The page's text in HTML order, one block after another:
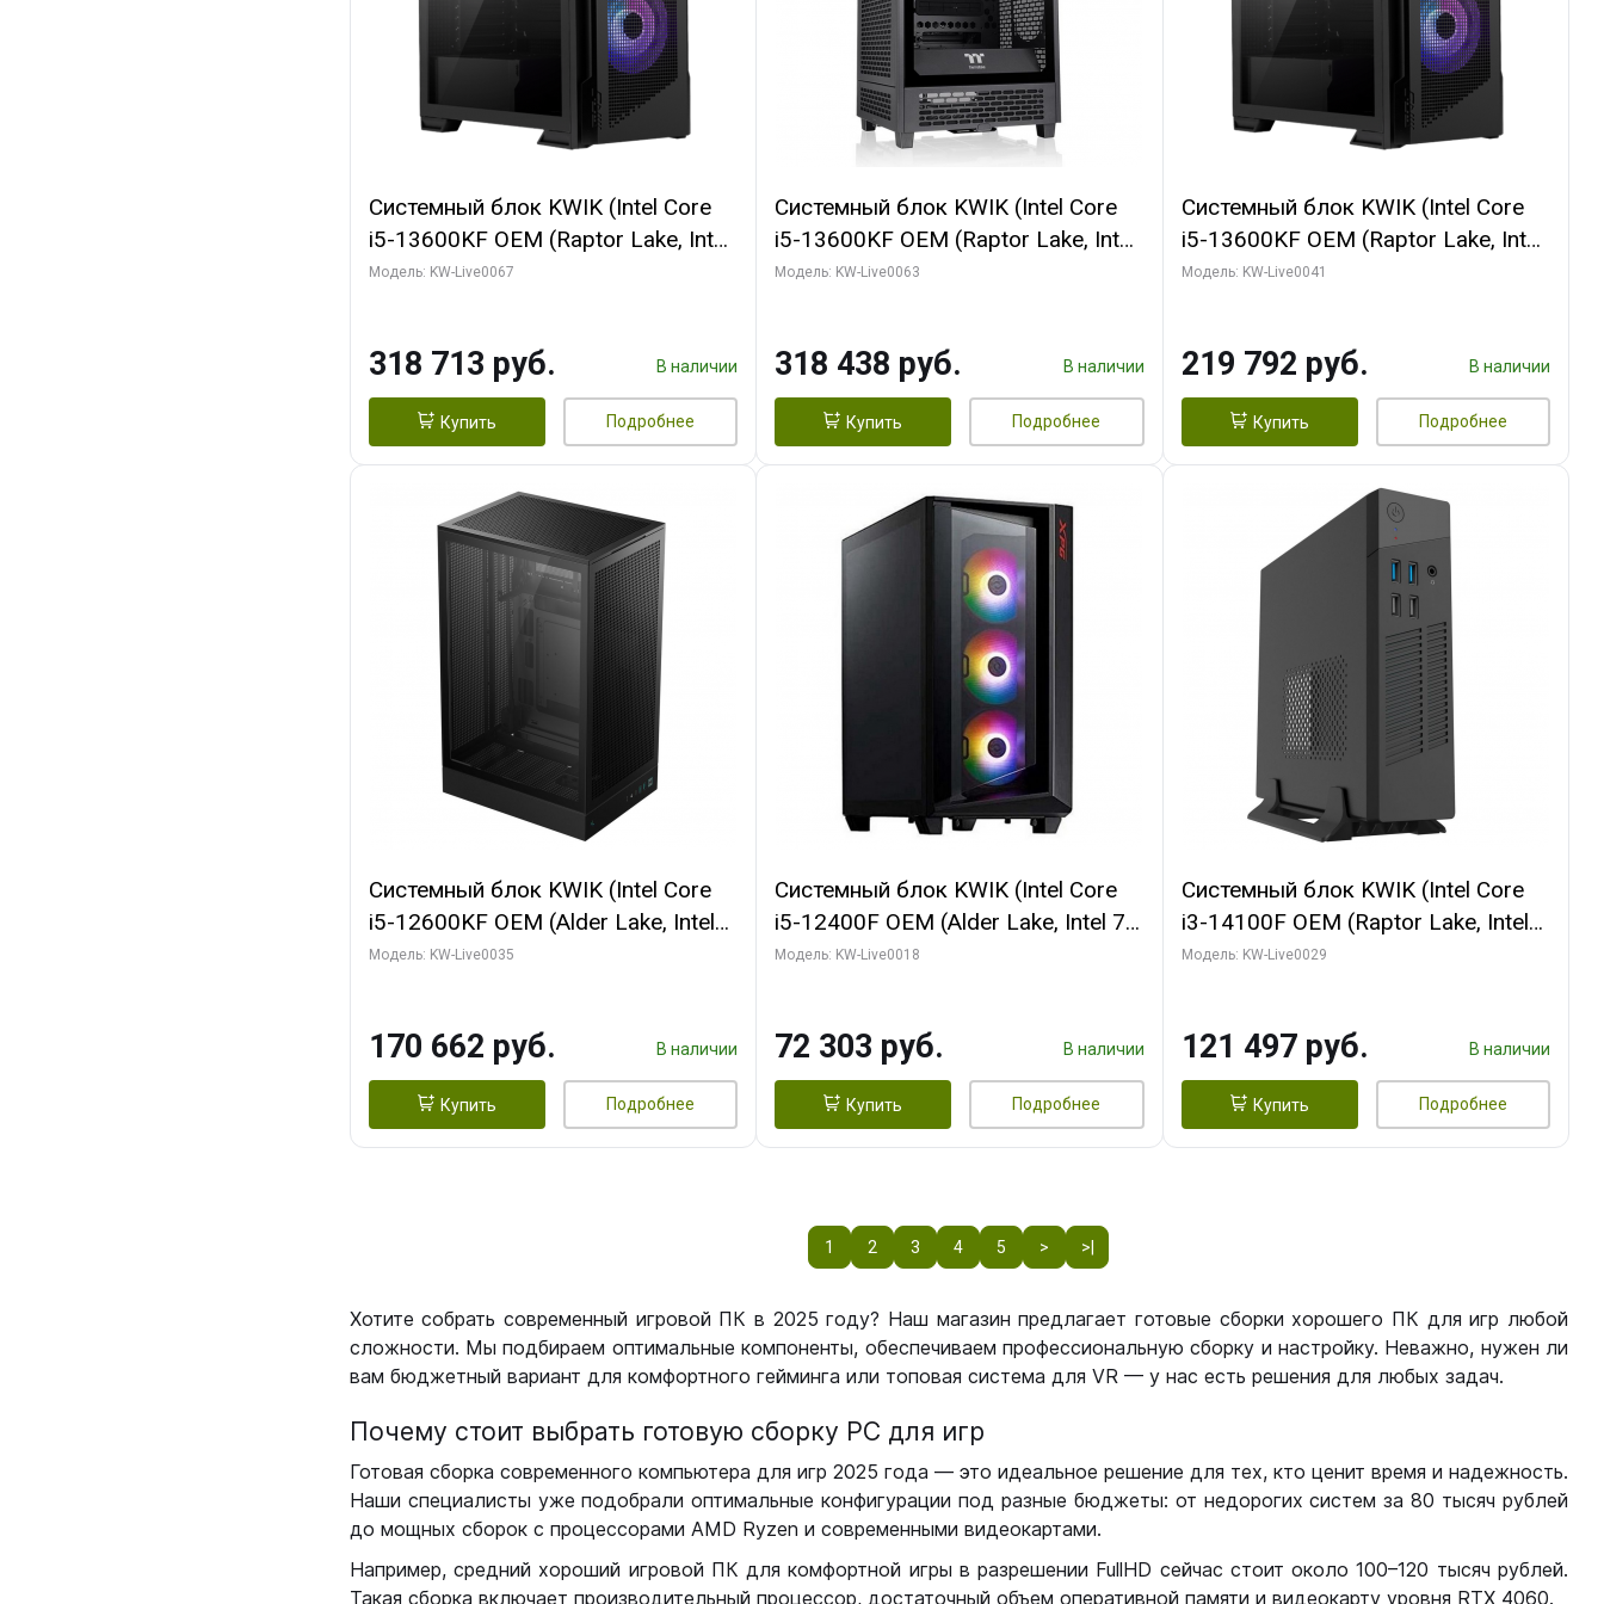
Системный блок KWIK (Intel Core
i5-13600KF OEM (Raptor Lake, Intel
7, C14 8EC/6PC/ 64 ГБ ОЗУ/ Palit
SSD)
Модель: KW-Live0067
318 713 руб. В наличии
Купить Подробнее
Системный блок KWIK (Intel Core
i5-13600KF OEM (Raptor Lake, Intel
7, C14 8EC/6PC/ 64 ГБ ОЗУ/ MSI
SSD)
Модель: KW-Live0063
318 438 руб. В наличии
Купить Подробнее
Системный блок KWIK (Intel Core
i5-13600KF OEM (Raptor Lake, Intel
7, C14 8EC/6PC/ 16 ГБ ОЗУ (2
256bit 3xDP HD/ 512 ГБ SSD)
Модель: KW-Live0041
219 792 руб. В наличии
Купить Подробнее
Системный блок KWIK (Intel Core
i5-12600KF OEM (Alder Lake, Intel
7, C10 4EC/6PC// 64 ГБ ОЗУ/ Ninja
SSD)
Модель: KW-Live0035
170 662 руб. В наличии
Купить Подробнее
Системный блок KWIK (Intel Core
i5-12400F OEM (Alder Lake, Intel 7,
C6 0EC/6PC/T1/ 32 ГБ ОЗУ (2
960 ГБ SSD)
Модель: KW-Live0018
72 303 руб. В наличии
Купить Подробнее
Системный блок KWIK (Intel Core
i3-14100F OEM (Raptor Lake, Intel
7, C4 0EC/4PC/T/ 64 ГБ ОЗУ (2
3xD/ 960 ГБ SSD)
Модель: KW-Live0029
121 497 руб. В наличии
Купить Подробнее
1 2 3 4 5 > >|
Хотите собрать современный игровой ПК в 2025 году? Наш магазин предлагает готовые сборки хорошего ПК для игр любой
сложности. Мы подбираем оптимальные компоненты, обеспечиваем профессиональную сборку и настройку. Неважно, нужен ли
вам бюджетный вариант для комфортного гейминга или топовая система для VR — у нас есть решения для любых задач.
Почему стоит выбрать готовую сборку РС для игр
Готовая сборка современного компьютера для игр 2025 года — это идеальное решение для тех, кто ценит время и надежность.
Наши специалисты уже подобрали оптимальные конфигурации под разные бюджеты: от недорогих систем за 80 тысяч рублей
до мощных сборок с процессорами AMD Ryzen и современными видеокартами.
Например, средний хороший игровой ПК для комфортной игры в разрешении FullHD сейчас стоит около 100–120 тысяч рублей.
Такая сборка включает производительный процессор, достаточный объем оперативной памяти и видеокарту уровня RTX 4060.